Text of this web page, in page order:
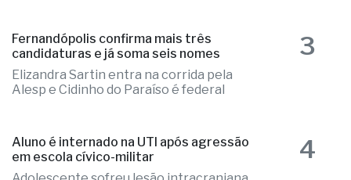
Fernandópolis confirma mais três
candidaturas e já soma seis nomes
Elizandra Sartin entra na corrida pela
Alesp e Cidinho do Paraíso é federal
3
Aluno é internado na UTI após agressão
em escola cívico-militar
4